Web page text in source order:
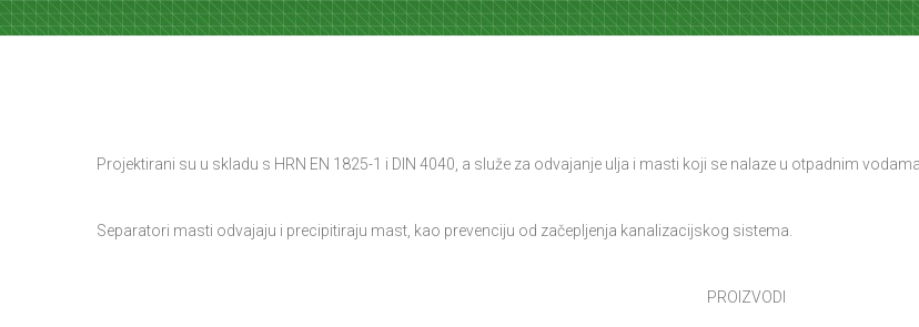
Projektirani su u skladu s HRN EN 1825-1 i DIN 4040, a služe za odvajanje ulja i masti koji se nalaze u otpadnim
Separatori masti odvajaju i precipitiraju mast, kao prevenciju od začepljenja kanalizacijskog sistema.
PROIZVODI